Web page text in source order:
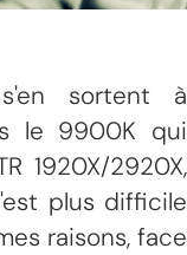
sortent à
le 9900K qui
1920X/2920X,
plus difficile
raisons, face